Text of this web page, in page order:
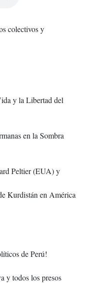
colectivos y
y la Libertad del
en la Sombra
Peltier (EUA) y
Kurdistán en América
de Perú!
y todos los presos